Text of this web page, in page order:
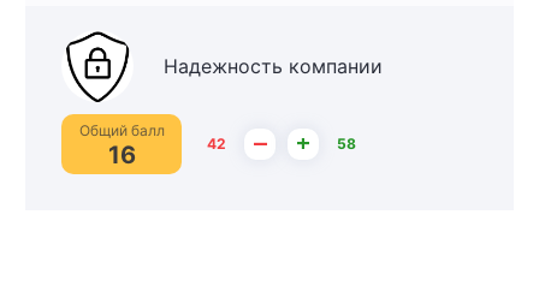
Надежность компании
Общий балл
16 42 – + 58